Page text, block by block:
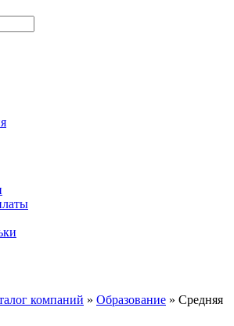
компаний » Образование » Средняя